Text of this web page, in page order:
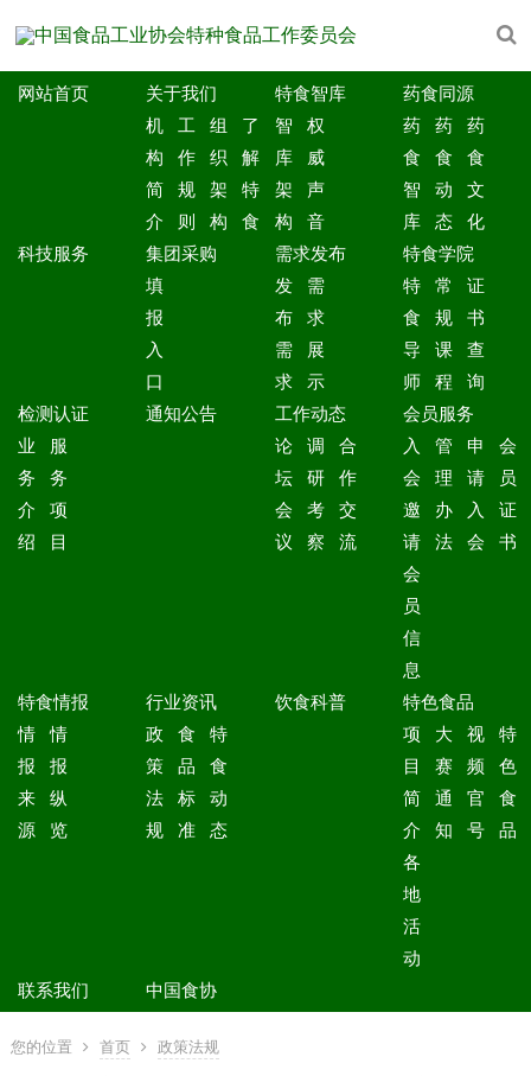
网站首页
关于我们
机
构
简
介
工
作
规
则
组
织
架
构
了
解
特
食
特食智库
智
库
架
构
权
威
声
音
药食同源
药
食
智
库
药
食
动
态
药
食
文
化
科技服务
集团采购
填
报
入
口
需求发布
发
布
需
求
需
求
展
示
特食学院
特
食
导
师
常
规
课
程
证
书
查
询
检测认证
业
务
介
绍
服
务
项
目
通知公告
工作动态
论
坛
会
议
调
研
考
察
合
作
交
流
会员服务
入
会
邀
请
管
理
办
法
申
请
入
会
会
员
证
书
会
员
信
息
特食情报
情
报
来
源
情
报
纵
览
行业资讯
政
策
法
规
食
品
标
准
特
食
动
态
饮食科普
特色食品
项
目
简
介
大
赛
通
知
视
频
官
号
特
色
食
品
各
地
活
动
联系我们
中国食协
您的位置 首页 政策法规